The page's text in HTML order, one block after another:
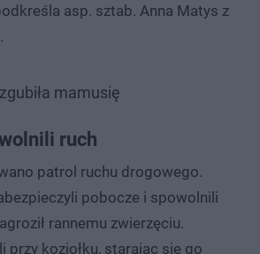
asp. sztab. Anna Matys z
mamusię
ruch
patrol ruchu drogowego.
pobocze i spowolnili
rannemu zwierzęciu.
przy koziołku, starając się go